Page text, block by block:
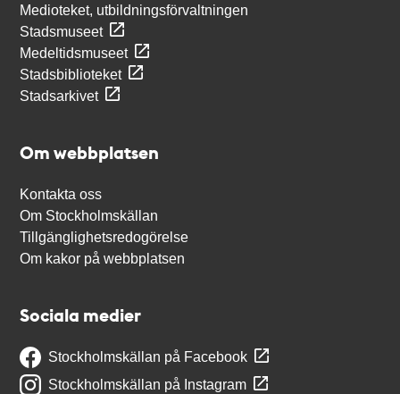
Medioteket, utbildningsförvaltningen
Stadsmuseet
Medeltidsmuseet
Stadsbiblioteket
Stadsarkivet
Om webbplatsen
Kontakta oss
Om Stockholmskällan
Tillgänglighetsredogörelse
Om kakor på webbplatsen
Sociala medier
Stockholmskällan på Facebook
Stockholmskällan på Instagram